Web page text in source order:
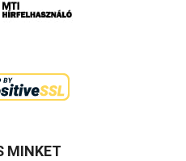
MINKET